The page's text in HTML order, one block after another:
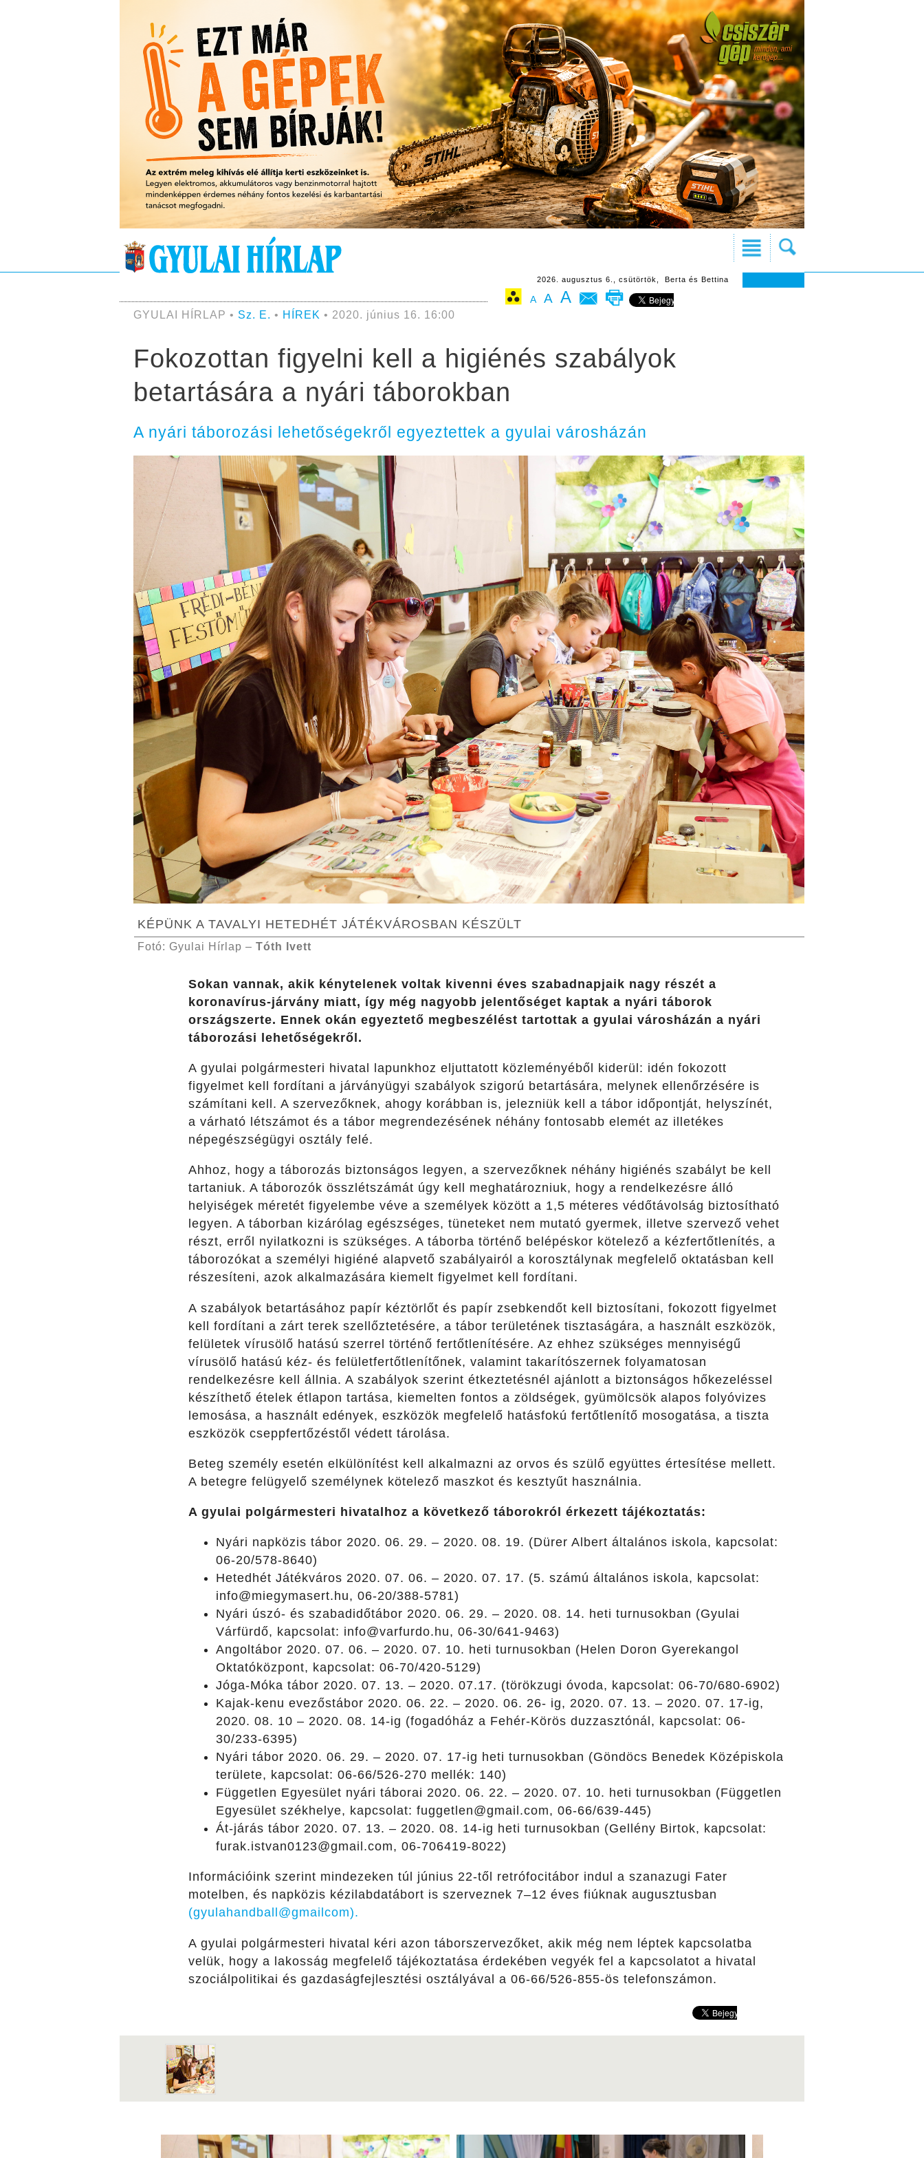
2026. augusztus 6., csütörtök, Berta és Bettina
A A A
GYULAI HÍRLAP • Sz. E. • HÍREK • 2020. június 16. 16:00
Fokozottan figyelni kell a higiénés szabályok
betartására a nyári táborokban
A nyári táborozási lehetőségekről egyeztettek a gyulai városházán
KÉPÜNK A TAVALYI HETEDHÉT JÁTÉKVÁROSBAN KÉSZÜLT
Fotó: Gyulai Hírlap – Tóth Ivett
Sokan vannak, akik kénytelenek voltak kivenni éves szabadnapjaik nagy részét a
koronavírus-járvány miatt, így még nagyobb jelentőséget kaptak a nyári táborok
országszerte. Ennek okán egyeztető megbeszélést tartottak a gyulai városházán a nyári
táborozási lehetőségekről.
A gyulai polgármesteri hivatal lapunkhoz eljuttatott közleményéből kiderül: idén fokozott
figyelmet kell fordítani a járványügyi szabályok szigorú betartására, melynek ellenőrzésére is
számítani kell. A szervezőknek, ahogy korábban is, jelezniük kell a tábor időpontját, helyszínét,
a várható létszámot és a tábor megrendezésének néhány fontosabb elemét az illetékes
népegészségügyi osztály felé.
Ahhoz, hogy a táborozás biztonságos legyen, a szervezőknek néhány higiénés szabályt be kell
tartaniuk. A táborozók összlétszámát úgy kell meghatározniuk, hogy a rendelkezésre álló
helyiségek méretét figyelembe véve a személyek között a 1,5 méteres védőtávolság biztosítható
legyen. A táborban kizárólag egészséges, tüneteket nem mutató gyermek, illetve szervező vehet
részt, erről nyilatkozni is szükséges. A táborba történő belépéskor kötelező a kézfertőtlenítés, a
táborozókat a személyi higiéné alapvető szabályairól a korosztálynak megfelelő oktatásban kell
részesíteni, azok alkalmazására kiemelt figyelmet kell fordítani.
A szabályok betartásához papír kéztörlőt és papír zsebkendőt kell biztosítani, fokozott figyelmet
kell fordítani a zárt terek szellőztetésére, a tábor területének tisztaságára, a használt eszközök,
felületek vírusölő hatású szerrel történő fertőtlenítésére. Az ehhez szükséges mennyiségű
vírusölő hatású kéz- és felületfertőtlenítőnek, valamint takarítószernek folyamatosan
rendelkezésre kell állnia. A szabályok szerint étkeztetésnél ajánlott a biztonságos hőkezeléssel
készíthető ételek étlapon tartása, kiemelten fontos a zöldségek, gyümölcsök alapos folyóvizes
lemosása, a használt edények, eszközök megfelelő hatásfokú fertőtlenítő mosogatása, a tiszta
eszközök cseppfertőzéstől védett tárolása.
Beteg személy esetén elkülönítést kell alkalmazni az orvos és szülő együttes értesítése mellett.
A betegre felügyelő személynek kötelező maszkot és kesztyűt használnia.
A gyulai polgármesteri hivatalhoz a következő táborokról érkezett tájékoztatás:
Nyári napközis tábor 2020. 06. 29. – 2020. 08. 19. (Dürer Albert általános iskola, kapcsolat:
06-20/578-8640)
Hetedhét Játékváros 2020. 07. 06. – 2020. 07. 17. (5. számú általános iskola, kapcsolat:
info@miegymasert.hu, 06-20/388-5781)
Nyári úszó- és szabadidőtábor 2020. 06. 29. – 2020. 08. 14. heti turnusokban (Gyulai
Várfürdő, kapcsolat: info@varfurdo.hu, 06-30/641-9463)
Angoltábor 2020. 07. 06. – 2020. 07. 10. heti turnusokban (Helen Doron Gyerekangol
Oktatóközpont, kapcsolat: 06-70/420-5129)
Jóga-Móka tábor 2020. 07. 13. – 2020. 07.17. (törökzugi óvoda, kapcsolat: 06-70/680-6902)
Kajak-kenu evezőstábor 2020. 06. 22. – 2020. 06. 26- ig, 2020. 07. 13. – 2020. 07. 17-ig,
2020. 08. 10 – 2020. 08. 14-ig (fogadóház a Fehér-Körös duzzasztónál, kapcsolat: 06-
30/233-6395)
Nyári tábor 2020. 06. 29. – 2020. 07. 17-ig heti turnusokban (Göndöcs Benedek Középiskola
területe, kapcsolat: 06-66/526-270 mellék: 140)
Független Egyesület nyári táborai 2020. 06. 22. – 2020. 07. 10. heti turnusokban (Független
Egyesület székhelye, kapcsolat: fuggetlen@gmail.com, 06-66/639-445)
Át-járás tábor 2020. 07. 13. – 2020. 08. 14-ig heti turnusokban (Gellény Birtok, kapcsolat:
furak.istvan0123@gmail.com, 06-706419-8022)
Információink szerint mindezeken túl június 22-től retrófocitábor indul a szanazugi Fater
motelben, és napközis kézilabdatábort is szerveznek 7–12 éves fiúknak augusztusban
(gyulahandball@gmailcom).
A gyulai polgármesteri hivatal kéri azon táborszervezőket, akik még nem léptek kapcsolatba
velük, hogy a lakosság megfelelő tájékoztatása érdekében vegyék fel a kapcsolatot a hivatal
szociálpolitikai és gazdaságfejlesztési osztályával a 06-66/526-855-ös telefonszámon.